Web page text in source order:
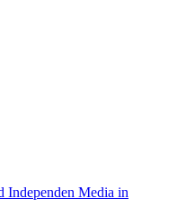
Independen Media in